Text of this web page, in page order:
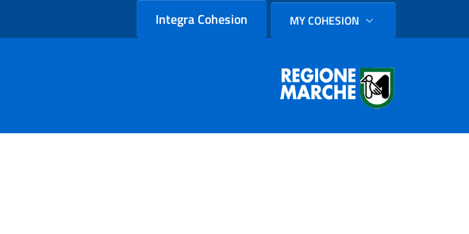
Integra Cohesion SELEZIONE LINGUA:
MY COHESION